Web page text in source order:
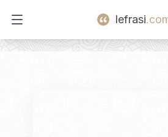
Open main menu
lefrasi